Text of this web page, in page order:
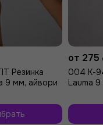
Резинка
9 мм, айвори
от 275
004 К-
Lauma